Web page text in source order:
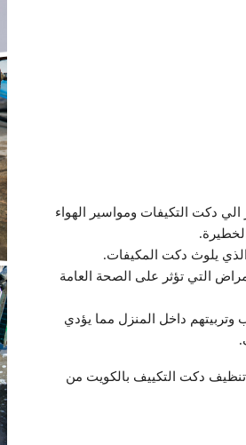
الي دكت التكيفات ومواسير الهواء
يلوث دكت المكيفات.
التي تؤثر على الصحة العامة
وتربيتهم داخل المنزل مما يؤدي
تنظيف دكت التكييف بالكويت من